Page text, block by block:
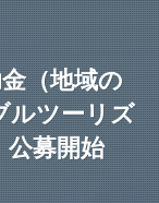
（地域の
ルツーリズ
公募開始